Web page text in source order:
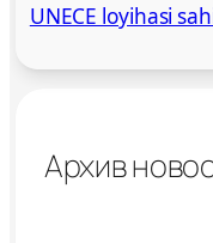
UNECE loyihasi
Архив